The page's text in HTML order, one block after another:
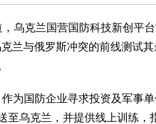
克兰国营国防科技新创平台
兰与俄罗斯冲突的前线测试其
国防企业寻求投资及军事单
至乌克兰，并提供线上训练，